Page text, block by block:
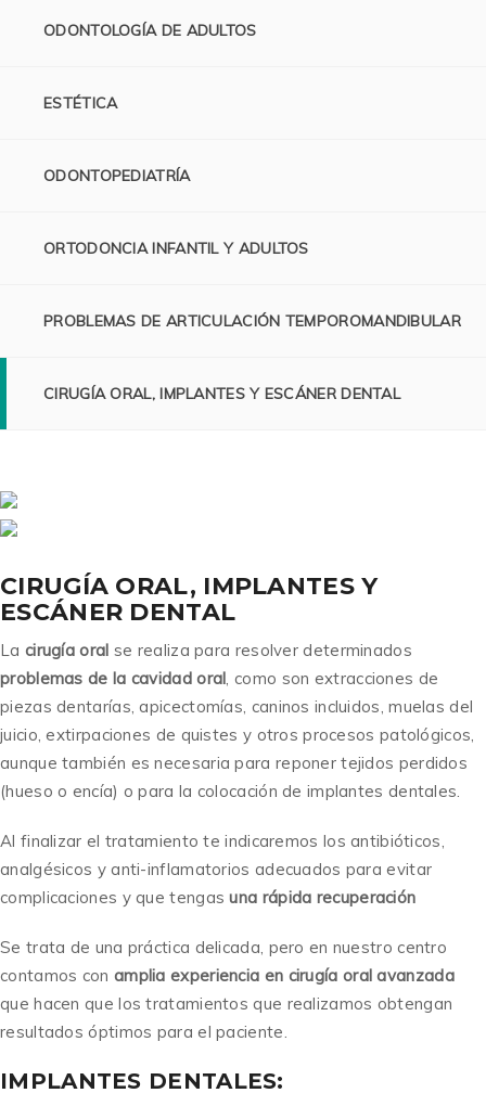
ODONTOLOGÍA DE ADULTOS
ESTÉTICA
ODONTOPEDIATRÍA
ORTODONCIA INFANTIL Y ADULTOS
PROBLEMAS DE ARTICULACIÓN TEMPOROMANDIBULAR
CIRUGÍA ORAL, IMPLANTES Y ESCÁNER DENTAL
CIRUGÍA ORAL, IMPLANTES Y
ESCÁNER DENTAL
La cirugía oral se realiza para resolver determinados
problemas de la cavidad oral, como son extracciones de
piezas dentarías, apicectomías, caninos incluidos, muelas del
juicio, extirpaciones de quistes y otros procesos patológicos,
aunque también es necesaria para reponer tejidos perdidos
(hueso o encía) o para la colocación de implantes dentales.
Al finalizar el tratamiento te indicaremos los antibióticos,
analgésicos y anti-inflamatorios adecuados para evitar
complicaciones y que tengasuna rápida recuperación
Se trata de una práctica delicada, pero en nuestro centro
contamos con amplia experiencia en cirugía oral avanzada
que hacen que los tratamientos que realizamos obtengan
resultados óptimos para el paciente.
IMPLANTES DENTALES: